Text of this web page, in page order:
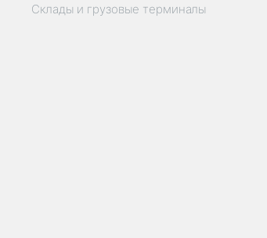
Склады и грузовые терминалы